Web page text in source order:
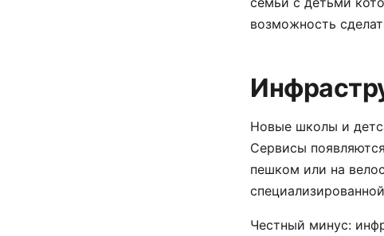
возможность
Новые школы и
Сервисы
пешком или на
Честный минус: